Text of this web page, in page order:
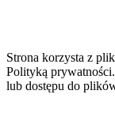
Strona korzysta z
Polityką
lub dostępu do